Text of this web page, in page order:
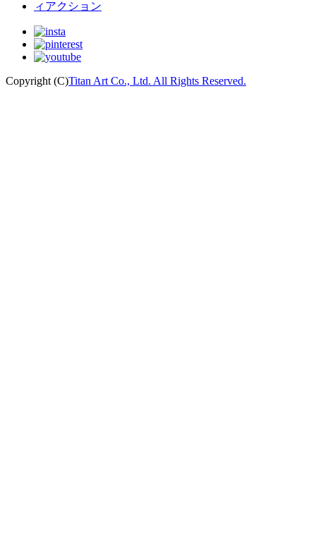
Copyright (C)Titan Art Co., Ltd. All Rights Reserved.